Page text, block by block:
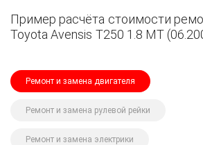
Пример расчёта стоимости
Toyota Avensis T250 1.8 MT
Ремонт и замена двигателя
Ремонт и замена рулевой рейки
Ремонт и замена электрики